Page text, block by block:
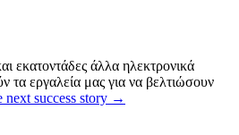
εκατοντάδες άλλα ηλεκτρονικά
τα εργαλεία μας για να βελτιώσουν
next success story →